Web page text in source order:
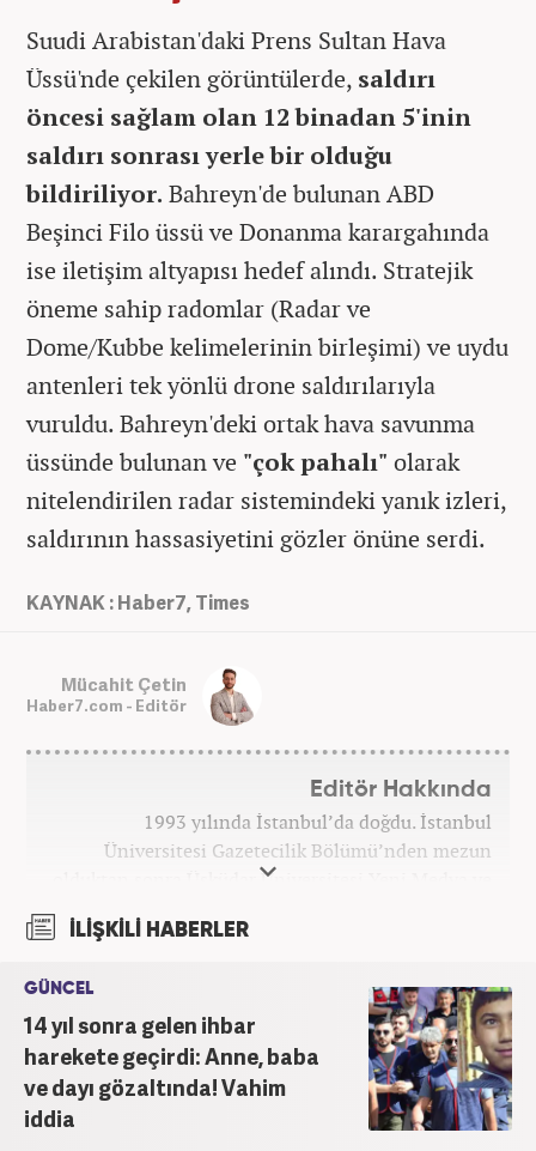
Suudi Arabistan'daki Prens Sultan Hava
Üssü'nde çekilen görüntülerde, saldırı
öncesi sağlam olan 12 binadan 5'inin
saldırı sonrası yerle bir olduğu
bildiriliyor. Bahreyn'de bulunan ABD
Beşinci Filo üssü ve Donanma karargahında
ise iletişim altyapısı hedef alındı. Stratejik
öneme sahip radomlar (Radar ve
Dome/Kubbe kelimelerinin birleşimi) ve uydu
antenleri tek yönlü drone saldırılarıyla
vuruldu. Bahreyn'deki ortak hava savunma
üssünde bulunan ve "çok pahalı" olarak
nitelendirilen radar sistemindeki yanık izleri,
saldırının hassasiyetini gözler önüne serdi.
KAYNAK : Haber7, Times
Mücahit Çetin
Haber7.com - Editör
Editör Hakkında
1993 yılında İstanbul’da doğdu. İstanbul
Üniversitesi Gazetecilik Bölümü’nden mezun
olduktan sonra Üsküdar Üniversitesi Yeni Medya ve
Gazetecilik bölümünde yüksek lisansını tamamladı.
Medya kuruluşlarında gündem ve özel haber editörü
editörü olarak çalışıyor. ‎
İLİŞKİLİ HABERLER
GÜNCEL
14 yıl sonra gelen ihbar
harekete geçirdi: Anne, baba
ve dayı gözaltında! Vahim
iddia